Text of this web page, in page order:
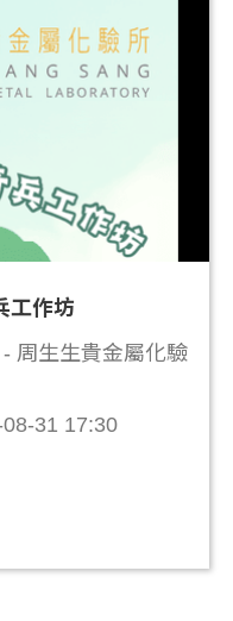
工作坊
周生生貴金屬化驗
31 17:30